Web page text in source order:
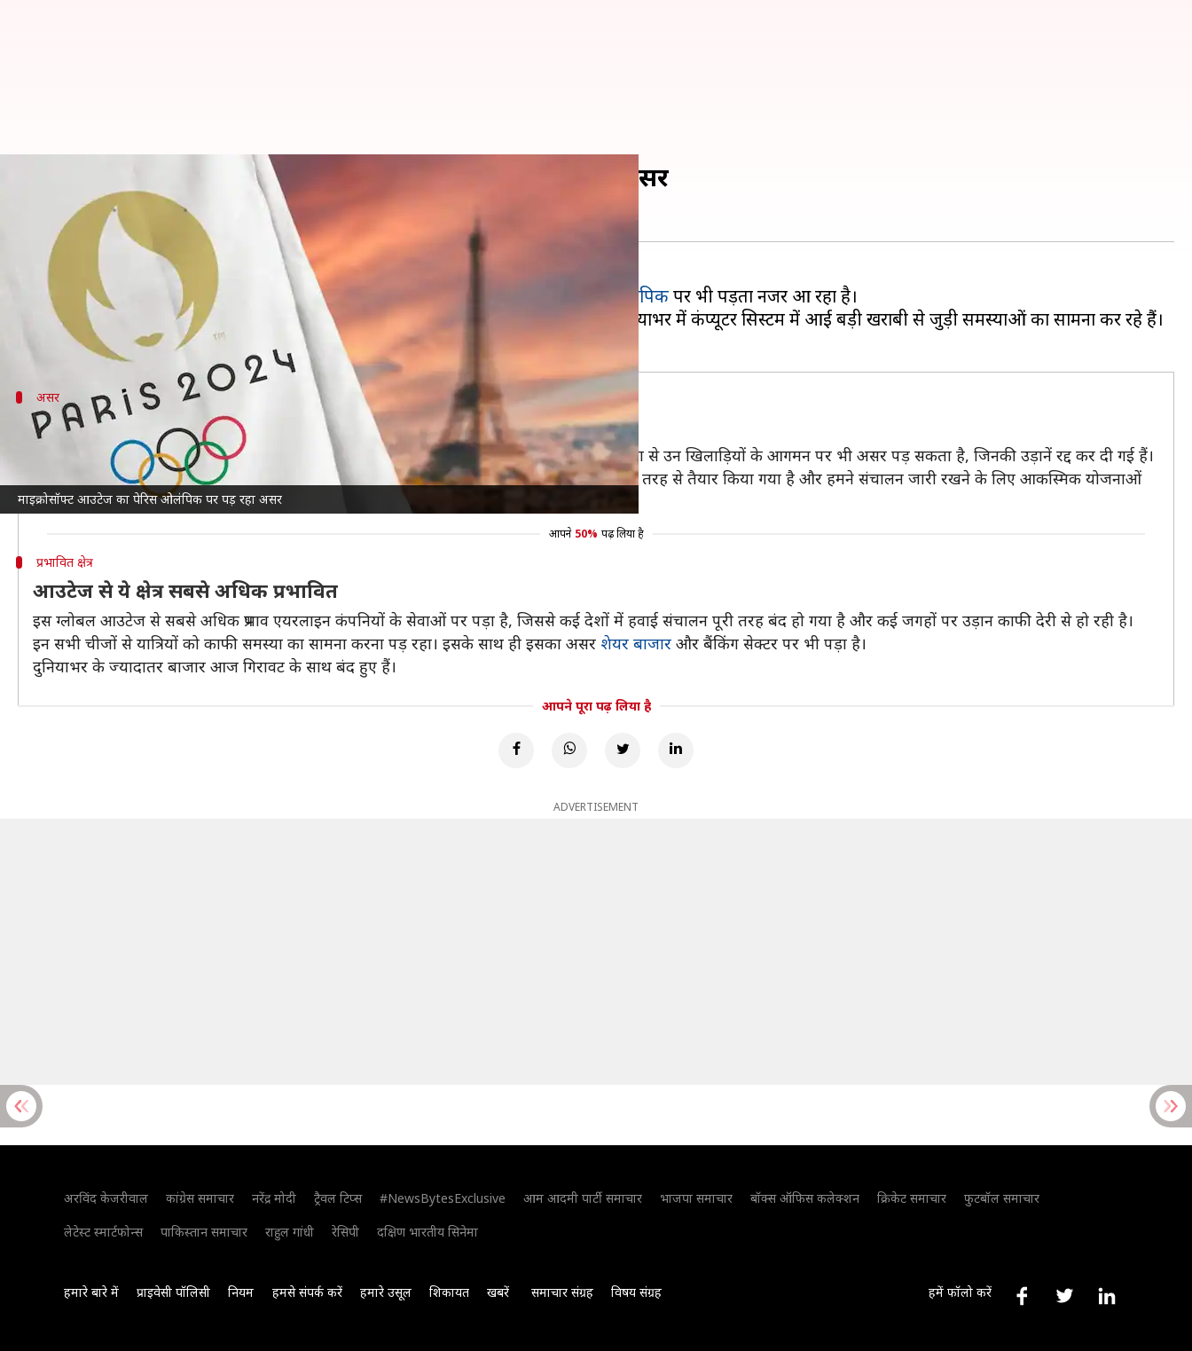
माइक्रोसॉफ्ट आउटेज का पेरिस ओलंपिक पर पड़ रहा असर
माइक्रोसॉफ्ट विंडोज आउटेज का पेरिस ओलंपिक पर भी पड़ रहा असर
बिश्वजीत कुमार
क्या है खबर?
माइक्रोसॉफ्ट में आई गड़बड़ी का असर एयरलाइन, मीडिया और बैंकिंग सेक्टर के साथ-साथ पेरिस ओलंपिकपर भी पड़ता नजर आ रहा है।
आज पेरिस ओलंपिक आयोजकों ने कहा है कि वे खेलों के उद्घाटन समारोह से एक सप्ताह पहले दुनियाभर में कंप्यूटर सिस्टम में आई बड़ी खराबी से जुड़ी समस्याओं का सामना कर रहे हैं।
असर
खिलाड़ियों के आगमन पर पड़ सकता है असर
आयोजन समिति के ने कहा है कि समस्या मान्यता प्रणाली को प्रभावित कर रही है। ग्लोबल आउटेज की समस्या से उन खिलाड़ियों के आगमन पर भी असर पड़ सकता है, जिनकी उड़ानें रद्द कर दी गई हैं।
आयोजकों ने कहा, "पेरिस 2024 की तकनीकी टीमों को इन समस्याओं के प्रभावों को कम करने के लिए पूरी तरह से तैयार किया गया है और हमने संचालन जारी रखने के लिए आकस्मिक योजनाओं
को सक्रिय किया है।"
आपने 50% पढ़ लिया है
प्रभावित क्षेत्र
आउटेज से ये क्षेत्र सबसे अधिक प्रभावित
इस ग्लोबल आउटेज से सबसे अधिक प्रभाव एयरलाइन कंपनियों के सेवाओं पर पड़ा है, जिससे कई देशों में हवाई संचालन पूरी तरह बंद हो गया है और कई जगहों पर उड़ान काफी देरी से हो रही है।
इन सभी चीजों से यात्रियों को काफी समस्या का सामना करना पड़ रहा। इसके साथ ही इसका असर शेयर बाजार और बैंकिंग सेक्टर पर भी पड़ा है।
दुनियाभर के ज्यादातर बाजार आज गिरावट के साथ बंद हुए हैं।
आपने पूरा पढ़ लिया है
ADVERTISEMENT
अरविंद केजरीवाल कांग्रेस समाचार नरेंद्र मोदी ट्रैवल टिप्स #NewsBytesExclusive आम आदमी पार्टी समाचार भाजपा समाचार बॉक्स ऑफिस कलेक्शन क्रिकेट समाचार
फुटबॉल समाचार
लेटेस्ट स्मार्टफोन्स
पाकिस्तान समाचार राहुल गांधी रेसिपी दक्षिण भारतीय सिनेमा
हमारे बारे में प्राइवेसी पॉलिसी नियम हमसे संपर्क करें हमारे उसूल शिकायत खबरें समाचार संग्रह विषय संग्रह हमें फॉलो करें